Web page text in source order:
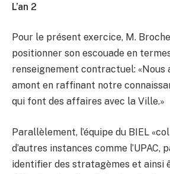
L’an 2
Pour le présent exercice, M.
positionner son escouade en
renseignement contractuel:
amont en raffinant notre
qui font des affaires avec la Ville.»
Parallèlement, l’équipe du BIEL
d’autres instances comme l’UPAC,
identifier des stratagèmes et ainsi